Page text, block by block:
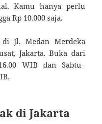
Kamu hanya perlu
Rp 10.000 saja.
Jl. Medan Merdeka
Jakarta. Buka dari
WIB dan Sabtu–
di Jakarta